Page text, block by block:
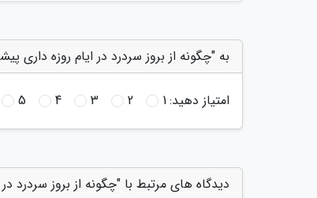
به "چگونه از بروز سردرد در ایام روزه داری
امتیاز دهید:1
2
3
4
5
دیدگاه های مرتبط با "چگونه از بروز سردرد